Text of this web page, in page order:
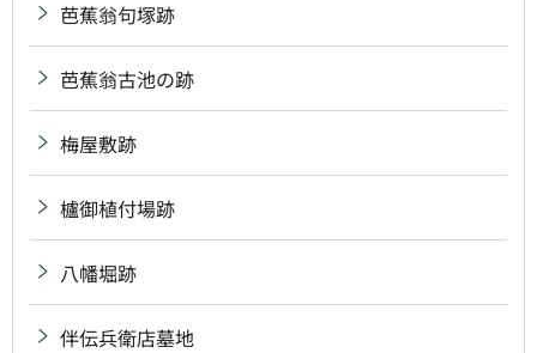
芭蕉翁句塚跡
芭蕉翁古池の跡
梅屋敷跡
櫨御植付場跡
八幡堀跡
伴伝兵衛店墓地